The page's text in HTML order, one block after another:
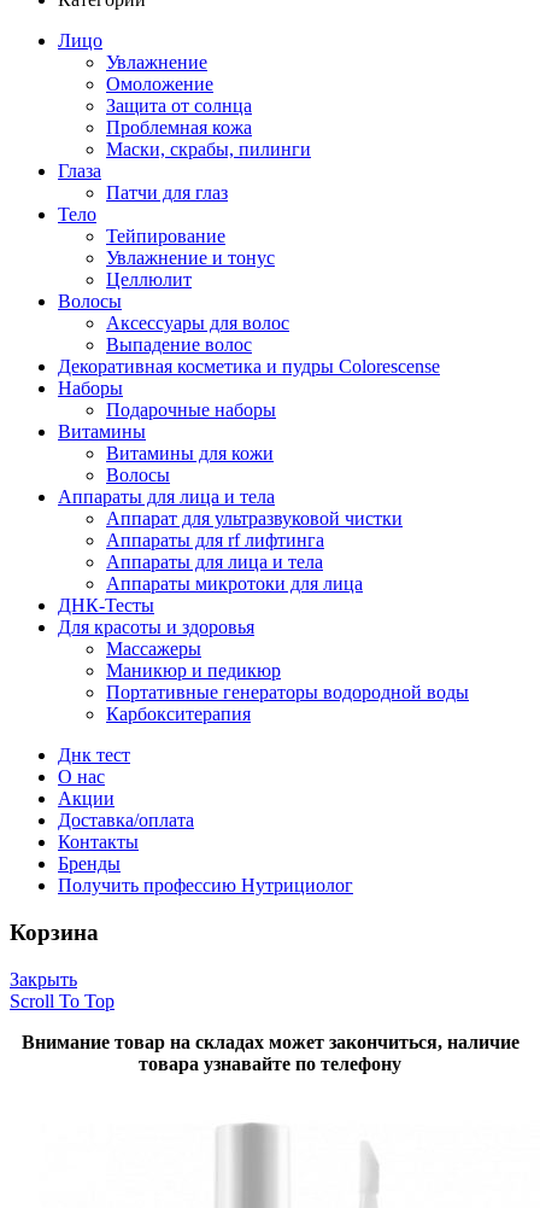
Лицо
Увлажнение
Омоложение
Защита от солнца
Проблемная кожа
Маски, скрабы, пилинги
Глаза
Патчи для глаз
Тело
Тейпирование
Увлажнение и тонус
Целлюлит
Волосы
Аксессуары для волос
Выпадение волос
Декоративная косметика и пудры Colorescense
Наборы
Подарочные наборы
Витамины
Витамины для кожи
Волосы
Аппараты для лица и тела
Аппарат для ультразвуковой чистки
Аппараты для rf лифтинга
Аппараты для лица и тела
Аппараты микротоки для лица
ДНК-Тесты
Для красоты и здоровья
Массажеры
Маникюр и педикюр
Портативные генераторы водородной воды
Карбокситерапия
Днк тест
О нас
Акции
Доставка/оплата
Контакты
Бренды
Получить профессию Нутрициолог
Корзина
Закрыть
Scroll To Top
Внимание товар на складах может закончиться, наличие
товара узнавайте по телефону